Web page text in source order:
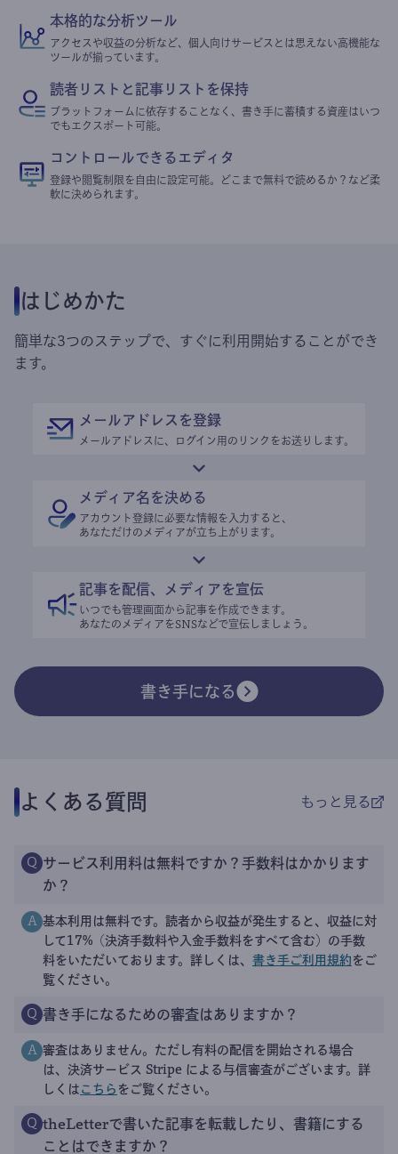
本格的な分析ツール
アクセスや収益の分析など、個人向けサービスとは思えない高機能な
ツールが揃っています。
読者リストと記事リストを保持
プラットフォームに依存することなく、書き手に蓄積する資産はいつ
でもエクスポート可能。
コントロールできるエディタ
登録や閲覧制限を自由に設定可能。どこまで無料で読めるか？など柔
軟に決められます。
はじめかた
簡単な3つのステップで、すぐに利用開始することができ
ます。
メールアドレスを登録
メールアドレスに、ログイン用のリンクをお送りします。
メディア名を決める
アカウント登録に必要な情報を入力すると、
あなただけのメディアが立ち上がります。
記事を配信、メディアを宣伝
いつでも管理画面から記事を作成できます。
あなたのメディアをSNSなどで宣伝しましょう。
書き手になる
よくある質問 もっと見る
Q サービス利用料は無料ですか？手数料はかかります
か？
A 基本利用は無料です。読者から収益が発生すると、収益に対
して17%（決済手数料や入金手数料をすべて含む）の手数
料をいただいております。詳しくは、 書き手ご利用規約 をご
覧ください。
Q 書き手になるための審査はありますか？
A 審査はありません。ただし有料の配信を開始される場合
は、決済サービス Stripe による与信審査がございます。詳
しくは こちら をご覧ください。
Q theLetterで書いた記事を転載したり、書籍にする
ことはできますか？